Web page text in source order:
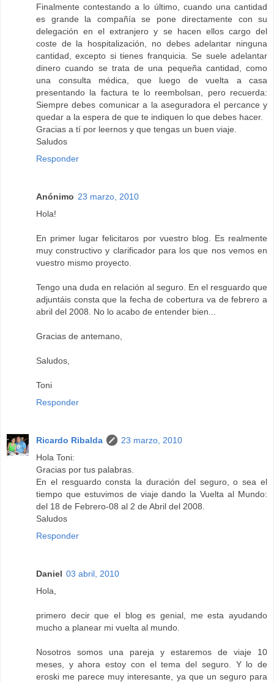
Finalmente contestando a lo último, cuando una cantidad
es grande la compañía se pone directamente con su
delegación en el extranjero y se hacen ellos cargo del
coste de la hospitalización, no debes adelantar ninguna
cantidad, excepto si tienes franquicia. Se suele adelantar
dinero cuando se trata de una pequeña cantidad, como
una consulta médica, que luego de vuelta a casa
presentando la factura te lo reembolsan, pero recuerda:
Siempre debes comunicar a la aseguradora el percance y
quedar a la espera de que te indiquen lo que debes hacer.
Gracias a tí por leernos y que tengas un buen viaje.
Saludos
Responder
Anónimo 23 marzo, 2010
Hola!
En primer lugar felicitaros por vuestro blog. Es realmente
muy constructivo y clarificador para los que nos vemos en
vuestro mismo proyecto.
Tengo una duda en relación al seguro. En el resguardo que
adjuntáis consta que la fecha de cobertura va de febrero a
abril del 2008. No lo acabo de entender bien...
Gracias de antemano,
Saludos,
Toni
Responder
Ricardo Ribalda
23 marzo, 2010
Hola Toni:
Gracias por tus palabras.
En el resguardo consta la duración del seguro, o sea el
tiempo que estuvimos de viaje dando la Vuelta al Mundo:
del 18 de Febrero-08 al 2 de Abril del 2008.
Saludos
Responder
Daniel 03 abril, 2010
Hola,
primero decir que el blog es genial, me esta ayudando
mucho a planear mi vuelta al mundo.
Nosotros somos una pareja y estaremos de viaje 10
meses, y ahora estoy con el tema del seguro. Y lo de
eroski me parece muy interesante, ya que un seguro para